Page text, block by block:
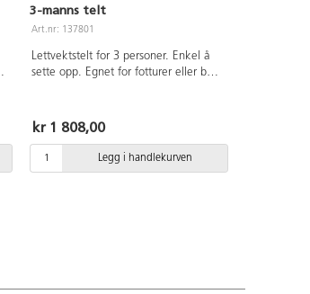
3-manns telt
Art.nr: 137801
Lettvektstelt for 3 personer. Enkel å
sette opp. Egnet for fotturer eller bare
været ikke er like fint. Mål:
(90+180)x210/120 cm. Vekt: 3,15 kg.
Laget av polyester med PU-belegg.
kr 1 808,00
Legg i handlekurven